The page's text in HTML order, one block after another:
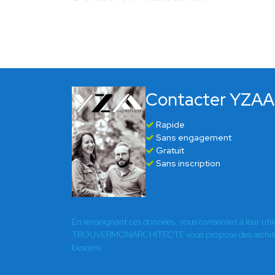
Contacter YZAA
Rapide
Sans engagement
Gratuit
Sans inscription
En renseignant ces données, vous consentez à leur
TROUVERMONARCHITECTE vous propose des
besoins.